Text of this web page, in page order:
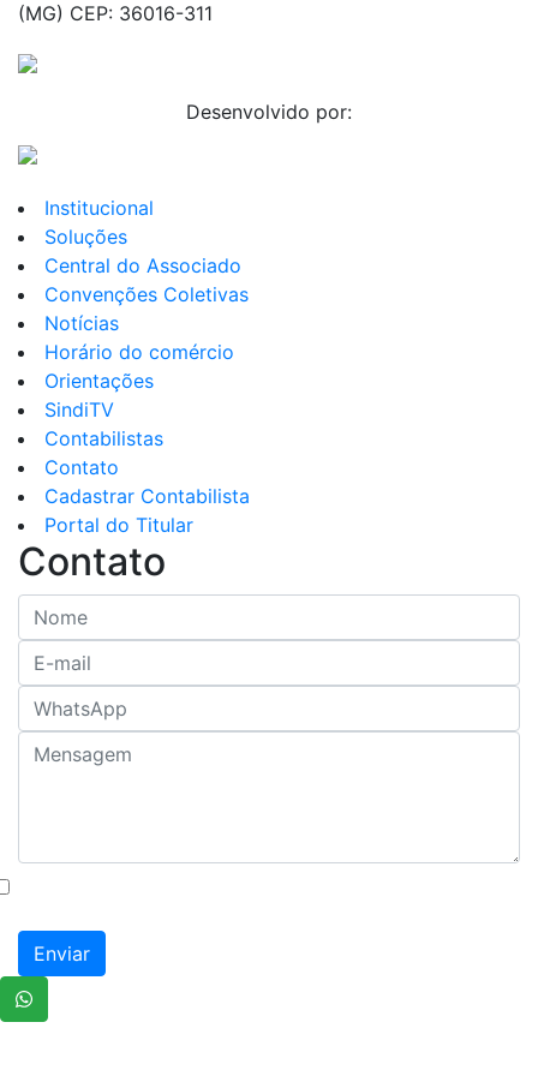
(MG) CEP: 36016-311
Desenvolvido por:
Institucional
Soluções
Central do Associado
Convenções Coletivas
Notícias
Horário do comércio
Orientações
SindiTV
Contabilistas
Contato
Cadastrar Contabilista
Portal do Titular
Contato
Enviar